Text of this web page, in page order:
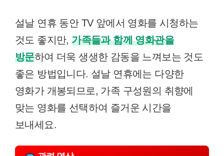
설날 연휴 동안 TV 앞에서 영화를 시청하는
것도 좋지만,가족들과 함께 영화관을
방문하여 더욱 생생한 감동을 느껴보는 것도
좋은 방법입니다. 설날 연휴에는 다양한
영화가 개봉되므로, 가족 구성원의 취향에
맞는 영화를 선택하여 즐거운 시간을
보내세요.